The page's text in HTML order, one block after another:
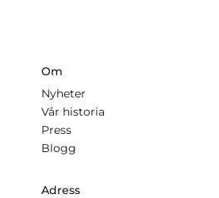
Om
Nyheter
Vår historia
Press
Blogg
Adress